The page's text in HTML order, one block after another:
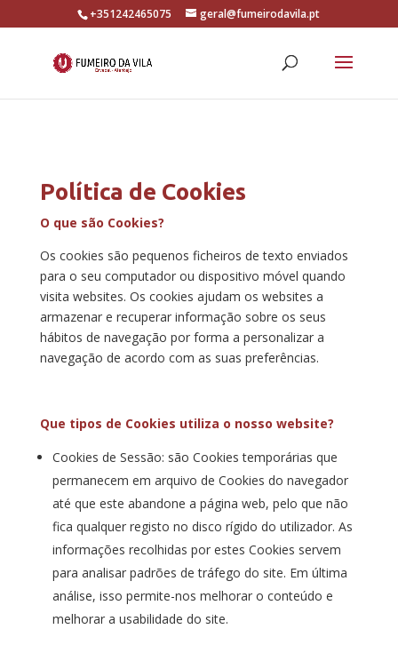
+351242465075 geral@fumeirodavila.pt
Política de Cookies
O que são Cookies?
Os cookies são pequenos ficheiros de texto enviados
para o seu computador ou dispositivo móvel quando
visita websites. Os cookies ajudam os websites a
armazenar e recuperar informação sobre os seus
hábitos de navegação por forma a personalizar a
navegação de acordo com as suas preferências.
Que tipos de Cookies utiliza o nosso website?
Cookies de Sessão: são Cookies temporárias que
permanecem em arquivo de Cookies do navegador
até que este abandone a página web, pelo que não
fica qualquer registo no disco rígido do utilizador. As
informações recolhidas por estes Cookies servem
para analisar padrões de tráfego do site. Em última
análise, isso permite-nos melhorar o conteúdo e
melhorar a usabilidade do site.